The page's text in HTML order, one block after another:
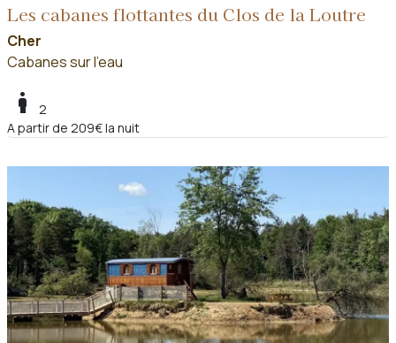
Les cabanes flottantes du Clos de la Loutre
Cher
Cabanes sur l'eau
boy
2
A partir de 209€ la nuit